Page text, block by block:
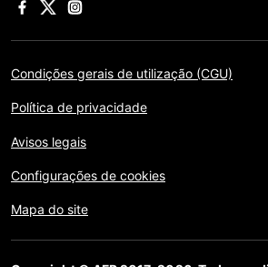
Condições gerais de utilização (CGU)
Política de privacidade
Avisos legais
Configurações de cookies
Mapa do site